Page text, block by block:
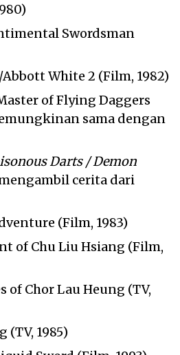
Swordsman
White 2 (Film, 1982)
of Flying Daggers
sama dengan
Darts / Demon
cerita dari
(Film, 1983)
of Chu Liu Hsiang (Film,
of Chor Lau Heung (TV,
(TV, 1985)